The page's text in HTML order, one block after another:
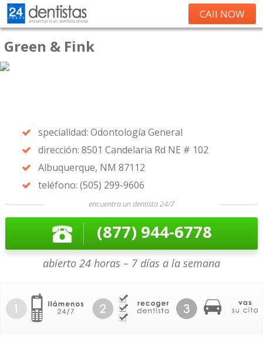
CAll NOW
Green & Fink
specialidad: Odontología General
dirección: 8501 Candelaria Rd NE # 102
Albuquerque, NM 87112
teléfono: (505) 299-9606
encuentra un dentista 24/7
(877) 944-6778
abierto 24 horas – 7 días a la semana